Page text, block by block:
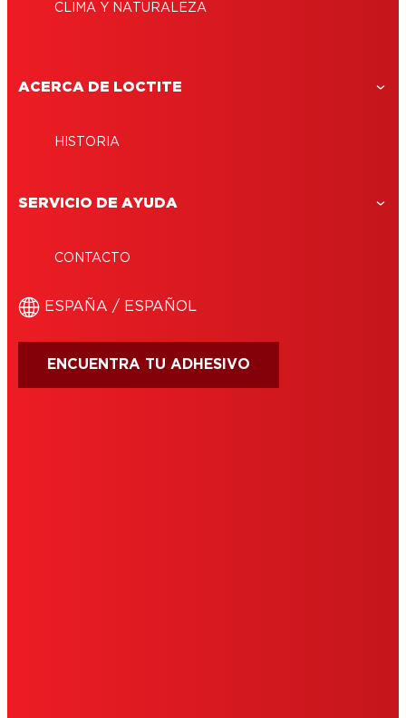
CLIMA Y NATURALEZA
ACERCA DE LOCTITE
HISTORIA
SERVICIO DE AYUDA
CONTACTO
ESPAÑA / ESPAÑOL
ENCUENTRA TU ADHESIVO